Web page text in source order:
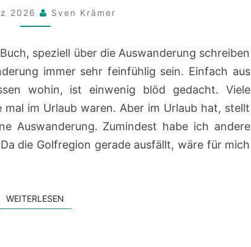
BEZUG
AUSWANDERUNG
2026 Sven Krämer
speziell über die Auswanderung schreiben
immer sehr feinfühlig sein. Einfach aus
wohin, ist einwenig blöd gedacht. Viele
im Urlaub waren. Aber im Urlaub hat, stellt
Auswanderung. Zumindest habe ich andere
die Golfregion gerade ausfällt, wäre für mich
WEITERLESEN